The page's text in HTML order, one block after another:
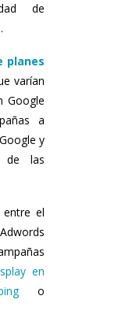
de
planes
varían
Google
a
y
de las
entre el
en
o